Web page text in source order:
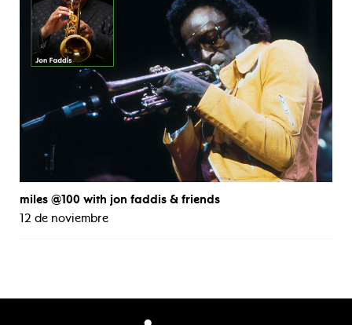
miles @100 with jon faddis & friends
12 de noviembre